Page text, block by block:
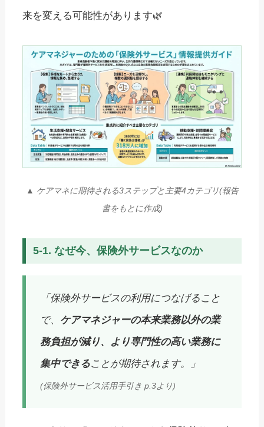
来を変える可能性があります🌿
▲ ケアマネに期待される3ステップと主要4カテゴリ(報告
書をもとに作成)
5-1. なぜ今、保険外サービスなのか
「保険外サービスの利用につなげること
で、 ケアマネジャーの本来業務以外の業
務負担が減り、より専門性の高い業務に
集中できることが期待されます。」
(保険外サービス活用手引き p.3より)